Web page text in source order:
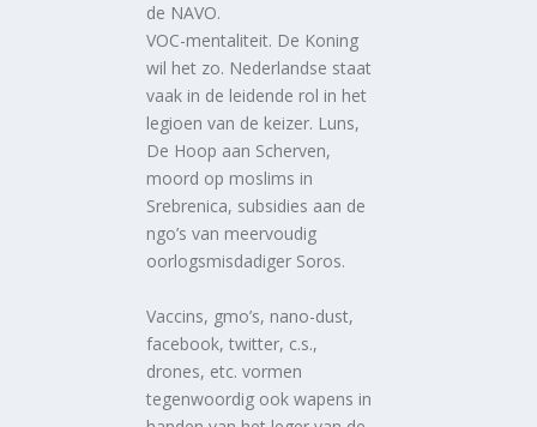
de NAVO.
VOC-mentaliteit. De Koning
wil het zo. Nederlandse staat
vaak in de leidende rol in het
legioen van de keizer. Luns,
De Hoop aan Scherven,
moord op moslims in
Srebrenica, subsidies aan de
ngo’s van meervoudig
oorlogsmisdadiger Soros.
Vaccins, gmo’s, nano-dust,
facebook, twitter, c.s.,
drones, etc. vormen
tegenwoordig ook wapens in